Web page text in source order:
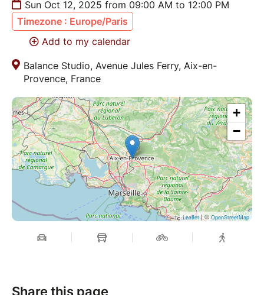
l'expérience ce qui nous constitue et parfois nous
freine. C'est aller vers plus de Clarté dans notre
chemin d'évolution personnelle.
AU PROGRAMME :
--------------
* Cet atelier n'est pas remboursable
* Pour toute question, n'hésitez pas à me contacter
:)
Sun Oct 12, 2025 from 09:00 AM to 12:00 PM
Timezone : Europe/Paris
Add to my calendar
Balance Studio, Avenue Jules Ferry, Aix-en-
Provence, France
+
−
Leaflet| ©OpenStreetMap
Share this page